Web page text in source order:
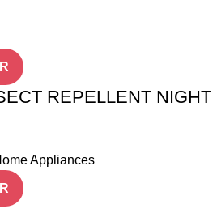
REPELLENT NIGHT
Appliances